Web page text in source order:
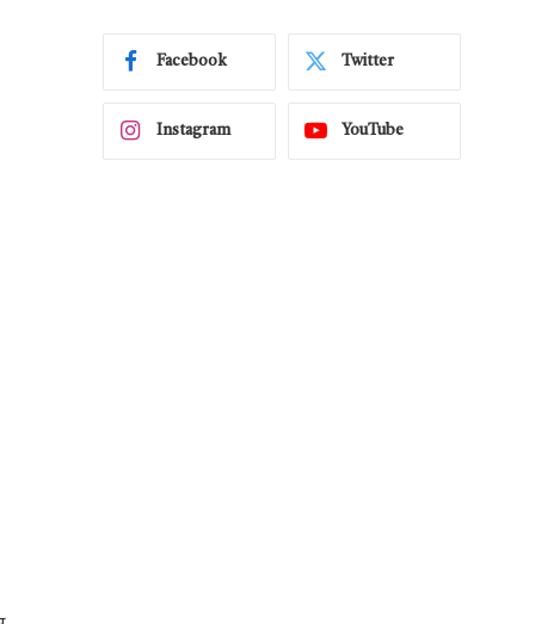
Facebook Twitter
Instagram YouTube